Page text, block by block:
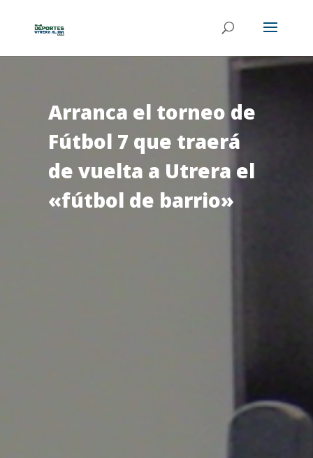
Arranca el torneo de
Fútbol 7 que traerá
de vuelta a Utrera el
«fútbol de barrio»